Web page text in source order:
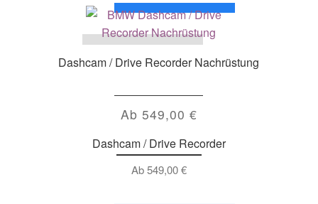
Dashcam / Drive Recorder Nachrüstung
Ab 549,00 €
Dashcam / Drive Recorder
Ab549,00€